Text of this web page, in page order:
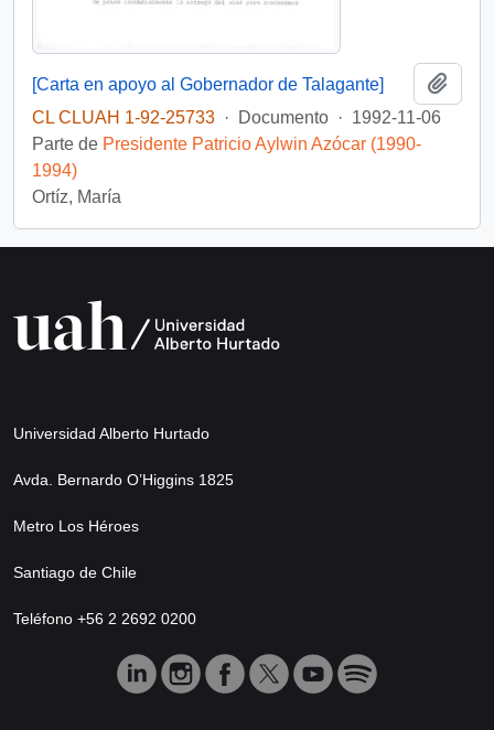
[Carta en apoyo al Gobernador de Talagante]
CL CLUAH 1-92-25733 · Documento · 1992-11-06
Parte de Presidente Patricio Aylwin Azócar (1990-
1994)
Ortíz, María
Universidad Alberto Hurtado
Avda. Bernardo O’Higgins 1825
Metro Los Héroes
Santiago de Chile
Teléfono +56 2 2692 0200